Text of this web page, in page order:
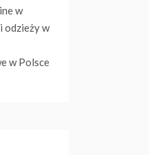
w
odzieży w
w Polsce